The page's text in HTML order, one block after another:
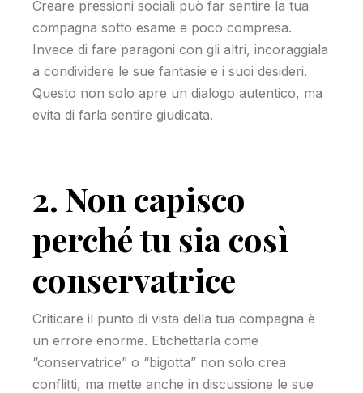
Creare pressioni sociali può far sentire la tua
compagna sotto esame e poco compresa.
Invece di fare paragoni con gli altri, incoraggiala
a condividere le sue fantasie e i suoi desideri.
Questo non solo apre un dialogo autentico, ma
evita di farla sentire giudicata.
2. Non capisco
perché tu sia così
conservatrice
Criticare il punto di vista della tua compagna è
un errore enorme. Etichettarla come
“conservatrice” o “bigotta” non solo crea
conflitti, ma mette anche in discussione le sue